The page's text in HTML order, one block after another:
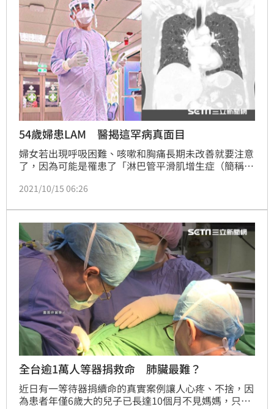
54歲婦患LAM 醫揭這罕病真面目
婦女若出現呼吸困難、咳嗽和胸痛長期未改善就要注意
了，因為可能是罹患了「淋巴管平滑肌增生症（簡稱：
院一般外科主治醫師黃漢斌表示，日前有名5旬婦人從
相關基因檢測和可標靶治療，讓他決定針對該疾病進行
相關衛教，盼幫助其他患者還有更多人了解。
2021/10/15 06:26
全台逾1萬人等器捐救命 肺臟最難？
近日有一等待器捐續命的真實案例讓人心疼、不捨，因
為患者年僅6歲大的兒子已長達10個月不見媽媽，只能